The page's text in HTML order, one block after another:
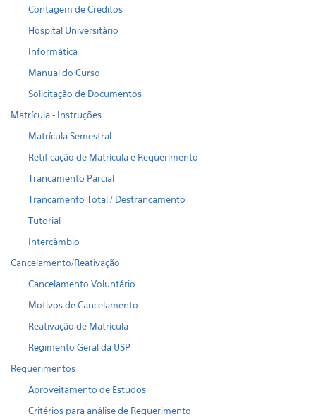
Contagem de Créditos
Hospital Universitário
Informática
Manual do Curso
Solicitação de Documentos
Matrícula - Instruções
Matrícula Semestral
Retificação de Matrícula e Requerimento
Trancamento Parcial
Trancamento Total / Destrancamento
Tutorial
Intercâmbio
Cancelamento/Reativação
Cancelamento Voluntário
Motivos de Cancelamento
Reativação de Matrícula
Regimento Geral da USP
Requerimentos
Aproveitamento de Estudos
Critérios para análise de Requerimento